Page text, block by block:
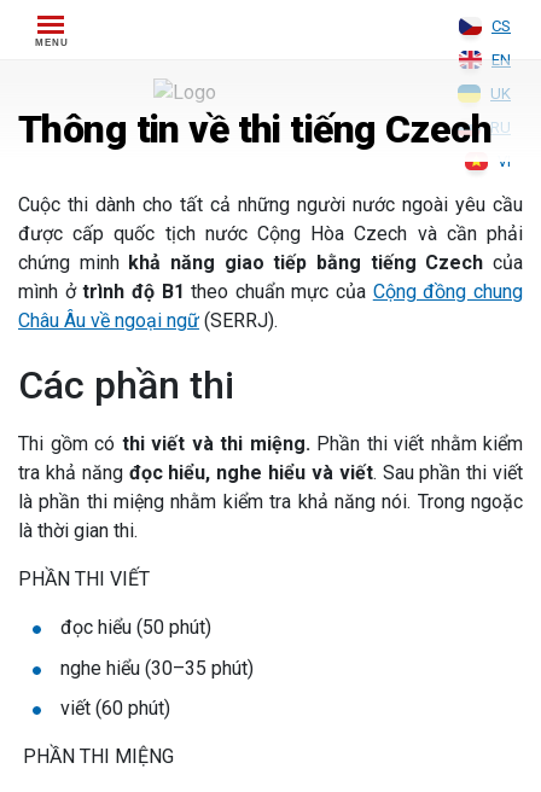
CS
EN
UK
RU
VI
Thông tin về thi tiếng Czech
Cuộc thi dành cho tất cả những người nước ngoài yêu cầu
được cấp quốc tịch nước Cộng Hòa Czech và cần phải
chứng minh khả năng giao tiếp bằng tiếng Czech của
mình ởtrình độ B1 theo chuẩn mực của Cộng đồng chung
Châu Âu về ngoại ngữ (SERRJ).
Các phần thi
Thi gồm có thi viết và thi miệng.Phần thi viết nhằm kiểm
tra khả năng đọc hiểu, nghe hiểu và viết. Sau phần thi viết
là phần thi miệng nhằm kiểm tra khả năng nói. Trong ngoặc
là thời gian thi.
PHẦN THI VIẾT
đọc hiểu (50 phút)
nghe hiểu (30–35 phút)
viết (60 phút)
PHẦN THI MIỆNG